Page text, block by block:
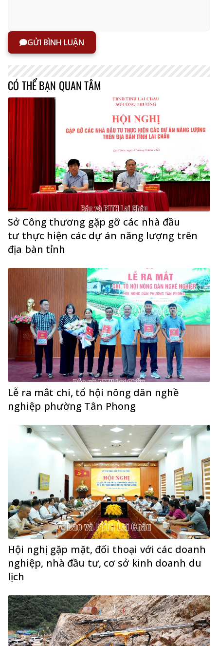
GỬI BÌNH LUẬN
CÓ THỂ BẠN QUAN TÂM
Sở Công thương gặp gỡ các nhà đầu
tư thực hiện các dự án năng lượng trên
địa bàn tỉnh
Lễ ra mắt chi, tổ hội nông dân nghề
nghiệp phường Tân Phong
Hội nghị gặp mặt, đối thoại với các doanh
nghiệp, nhà đầu tư, cơ sở kinh doanh du
lịch